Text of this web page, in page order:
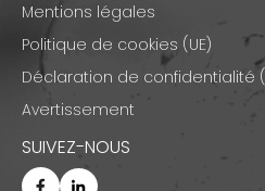
Mentions légales
Politique de cookies (UE)
Déclaration de confidentialité
Avertissement
SUIVEZ-NOUS